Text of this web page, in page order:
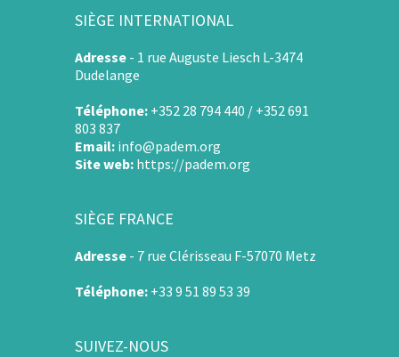
SIÈGE INTERNATIONAL
Adresse - 1 rue Auguste Liesch L-3474
Dudelange
Téléphone: +352 28 794 440 / +352 691
803 837
Email: info@padem.org
Site web: https://padem.org
SIÈGE FRANCE
Adresse - 7 rue Clérisseau F-57070 Metz
Téléphone: +33 9 51 89 53 39
SUIVEZ-NOUS